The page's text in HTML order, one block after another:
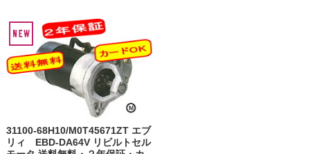
31100-68H10/M0T45671ZT エブ
リィ EBD-DA64V リビルトセル